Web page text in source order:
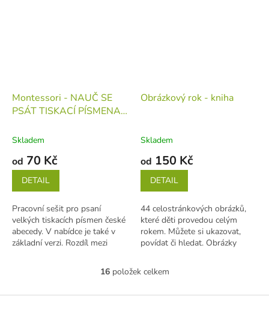
Montessori - NAUČ SE
PSÁT TISKACÍ PÍSMENA -
Skladem
od 70 Kč
DETAIL
Pracovní sešit pro psaní
velkých tiskacích písmen české
abecedy. V nabídce je také v
základní verzi. Rozdíl mezi
Obrázkový rok - kniha
Skladem
od 150 Kč
DETAIL
44 celostránkových obrázků,
které děti provedou celým
rokem. Můžete si ukazovat,
povídat či hledat. Obrázky
O
l
16položek celkem
Z